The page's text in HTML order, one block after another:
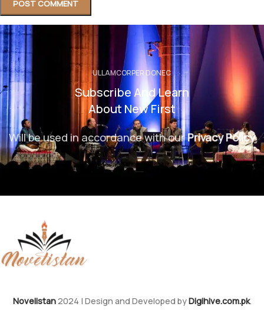
ULLAMCORPER DONEC
Subscribe And Learn
About New First
Will be used in accordance with ourPrivacy Policy
Novelistan 2024 | Design and Developed byDigihive.com.pk.